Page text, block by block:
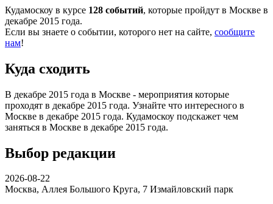
Кудамоскоу в курсе 128 событий, которые пройдут в Москве в
декабре 2015 года.
Если вы знаете о событии, которого нет на сайте, сообщите
нам!
Куда сходить
В декабре 2015 года в Москве - мероприятия которые
проходят в декабре 2015 года. Узнайте что интересного в
Москве в декабре 2015 года. Кудамоскоу подскажет чем
заняться в Москве в декабре 2015 года.
Выбор редакции
2026-08-22
Москва, Аллея Большого Круга, 7 Измайловский парк